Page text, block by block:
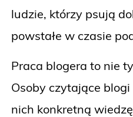
ludzie, którzy psują
powstałe w czasie
Praca blogera to nie
Osoby czytające
nich konkretną